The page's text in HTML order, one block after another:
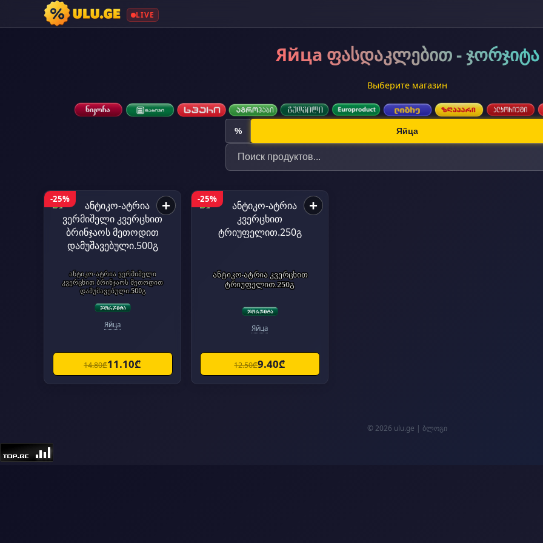
LIVE
Яйца ფასდაკლებით - ჯორჯიტა
Выберите магазин
% Яйца
-25% +
ანტიკო-ატრია ვერმიშელი
კვერცხით ბრინჯაოს მეთოდით
დამუშავებული.500გ
Яйца
14.80₾11.10₾
-25% +
ანტიკო-ატრია კვერცხით
ტრიუფელით.250გ
Яйца
12.50₾9.40₾
© 2026 ulu.ge | ბლოგი